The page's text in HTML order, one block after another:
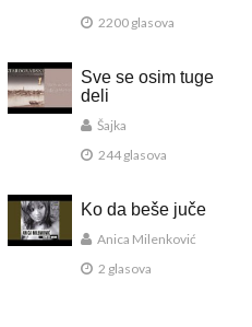
2200 glasova
Sve se osim tuge
deli
Šajka
244 glasova
Ko da beše juče
Anica Milenković
2 glasova